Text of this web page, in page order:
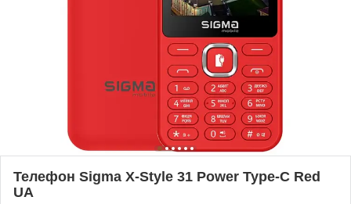
Телефон Sigma X-Style 31 Power Type-C Red
UA